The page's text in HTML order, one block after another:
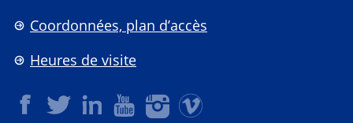
Coordonnées, plan d’accès
Heures de visite